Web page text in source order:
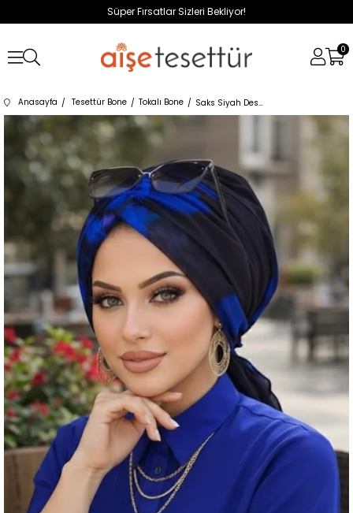
Süper Fırsatlar Sizleri Bekliyor!
0
Anasayfa Tesettür Bone Tokalı Bone Saks Siyah Desenli Tül Tokalı Bone